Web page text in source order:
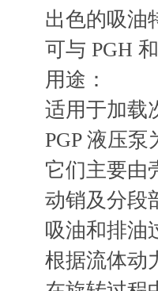
出色的吸油
可与 PGH
用途：
适用于加载
PGP 液压
它们主要由
动销及分段
吸油和排油
根据流体动